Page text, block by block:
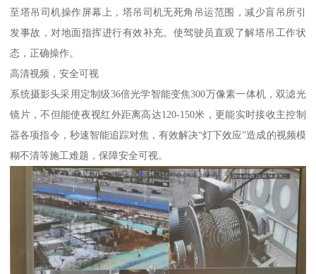
至塔吊司机操作屏幕上，塔吊司机无死角吊运范围，减少盲吊所引
发事故，对地面指挥进行有效补充。使驾驶员直观了解塔吊工作状
态，正确操作。
高清视频，安全可视
系统摄影头采用定制级36倍光学智能变焦300万像素一体机，双滤光
镜片，不但能使夜视红外距离高达120-150米，更能实时接收主控制
器各项指令，秒速智能追踪对焦，有效解决“灯下效应”造成的视频模
糊不清等施工难题，保障安全可视。